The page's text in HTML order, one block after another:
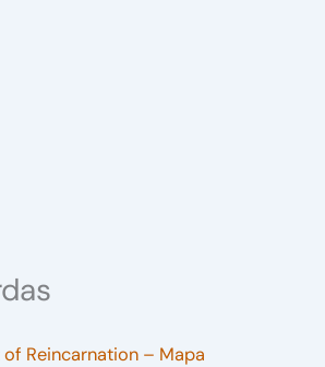
of Reincarnation – Mapa